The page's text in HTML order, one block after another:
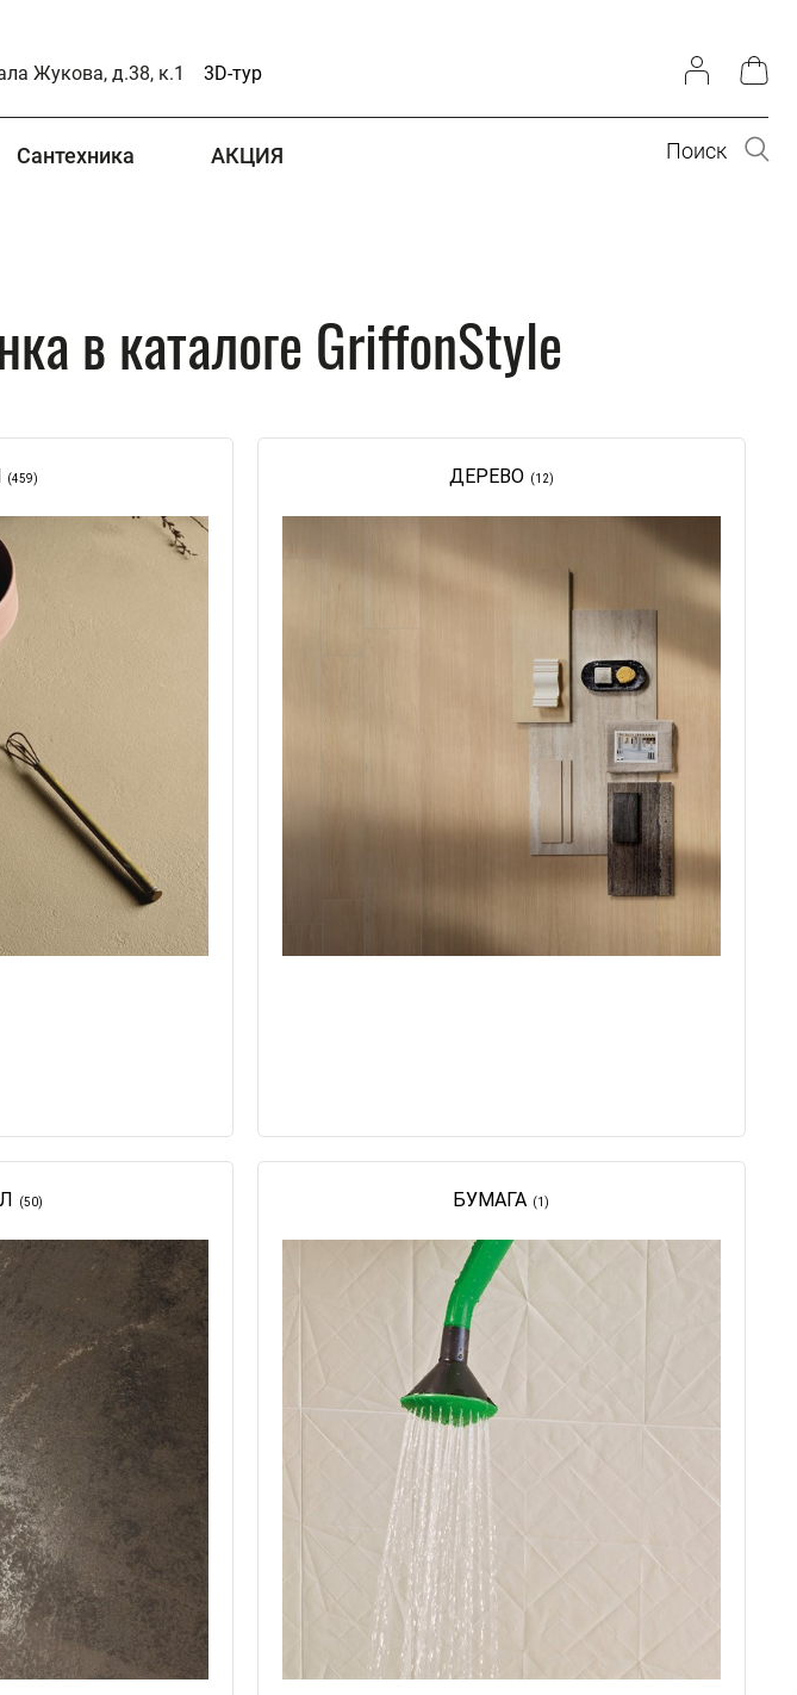
Жукова, д.38, к.1 3D-тур
Сантехника АКЦИЯ Поиск
в каталоге GriffonStyle
(459) ДЕРЕВО (12)
(50) БУМАГА (1)